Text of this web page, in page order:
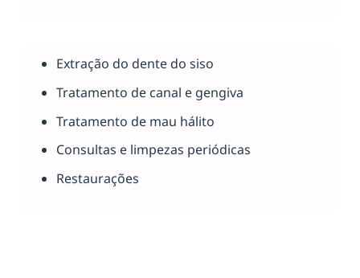
Extração do dente do siso
Tratamento de canal e gengiva
Tratamento de mau hálito
Consultas e limpezas periódicas
Restaurações